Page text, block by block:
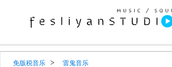
免版税音乐 雷鬼音乐